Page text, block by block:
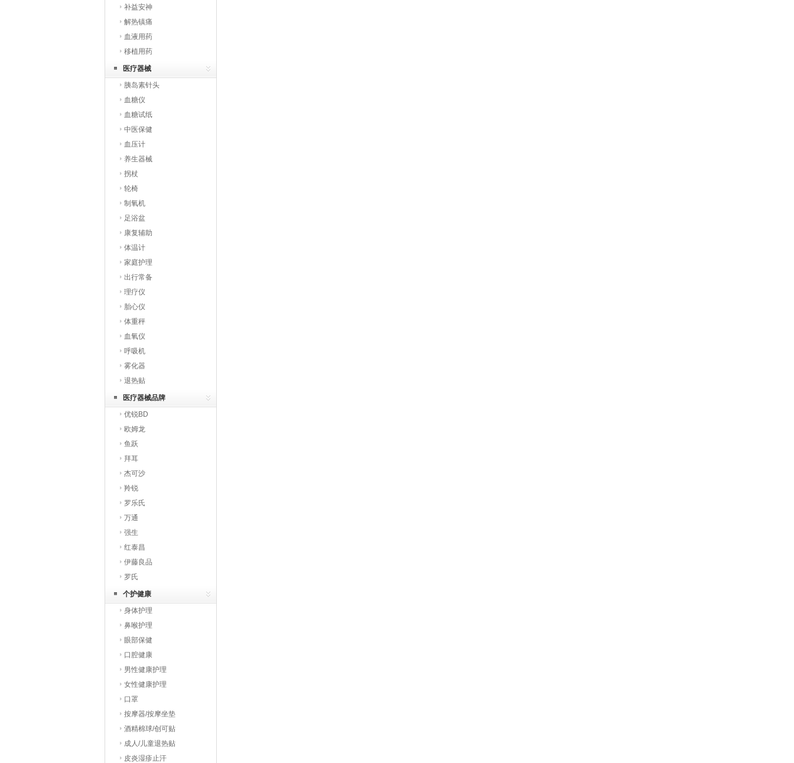
补益安神
解热镇痛
血液用药
移植用药
医疗器械
胰岛素针头
血糖仪
血糖试纸
中医保健
血压计
养生器械
拐杖
轮椅
制氧机
足浴盆
康复辅助
体温计
家庭护理
出行常备
理疗仪
胎心仪
体重秤
血氧仪
呼吸机
雾化器
退热贴
医疗器械品牌
优锐BD
欧姆龙
鱼跃
拜耳
杰可沙
羚锐
罗乐氏
万通
强生
红泰昌
伊藤良品
罗氏
个护健康
身体护理
鼻喉护理
眼部保健
口腔健康
男性健康护理
女性健康护理
口罩
按摩器/按摩坐垫
酒精棉球/创可贴
成人/儿童退热贴
皮炎湿疹止汗